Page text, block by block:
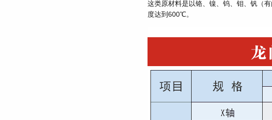
这类原材料是以铬、镍、钨、钼、钒（
度达到600℃。